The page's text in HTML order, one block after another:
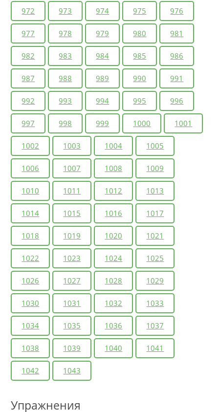
972 973 974 975 976
977 978 979 980 981
982 983 984 985 986
987 988 989 990 991
992 993 994 995 996
997 998 999 1000 1001
1002 1003 1004 1005
1006 1007 1008 1009
1010 1011 1012 1013
1014 1015 1016 1017
1018 1019 1020 1021
1022 1023 1024 1025
1026 1027 1028 1029
1030 1031 1032 1033
1034 1035 1036 1037
1038 1039 1040 1041
1042 1043
Упражнения